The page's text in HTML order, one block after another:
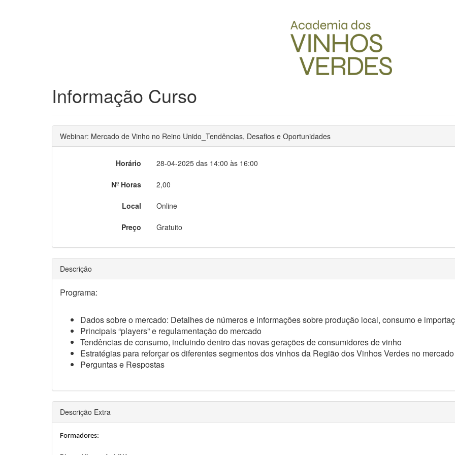
Informação Curso
Webinar: Mercado de Vinho no Reino Unido_Tendências, Desafios e Oportunidades
Horário 28-04-2025 das 14:00 às 16:00
Nº Horas 2,00
Local Online
Preço Gratuito
Descrição
Programa:
Dados sobre o mercado: Detalhes de números e informações sobre produção local, consumo e
Principais “players” e regulamentação do mercado
Tendências de consumo, incluindo dentro das novas gerações de consumidores de vinho
Estratégias para reforçar os diferentes segmentos dos vinhos da Região dos Vinhos Verdes no mercado
Perguntas e Respostas
Descrição Extra
Formadores: